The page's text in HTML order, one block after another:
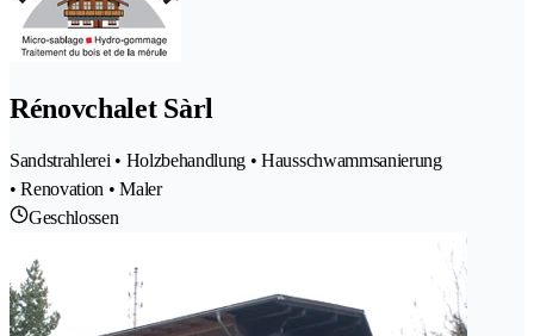
Rénovchalet Sàrl
Sandstrahlerei • Holzbehandlung • Hausschwammsanierung
• Renovation • Maler
Geschlossen